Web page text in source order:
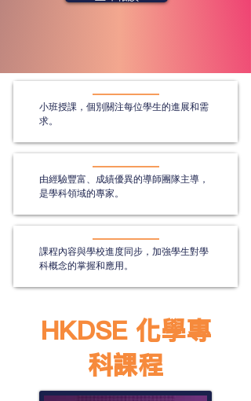
小班授課，個別關注每位學生的進展和需
求。
由經驗豐富、成績優異的導師團隊主導，
是學科領域的專家。
課程內容與學校進度同步，加強學生對學
科概念的掌握和應用。
HKDSE 化學專
科課程